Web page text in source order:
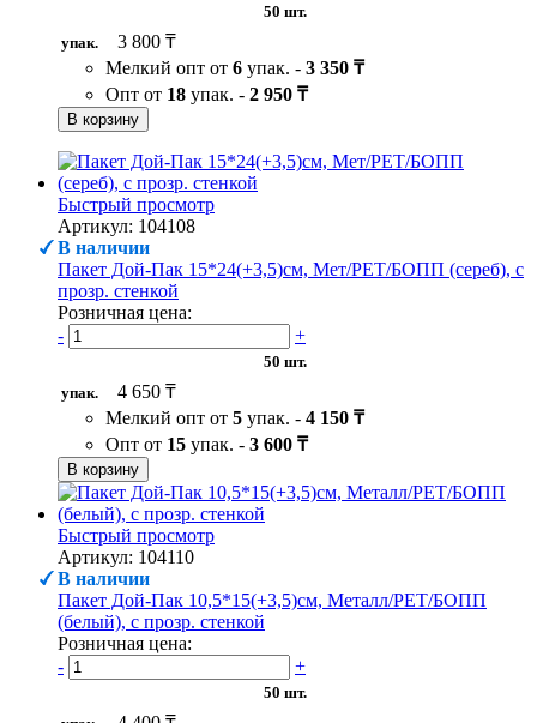
50 шт.
упак.
3 800 ₸
Мелкий опт от 6 упак. - 3 350 ₸
Опт от 18 упак. - 2 950 ₸
В корзину
Быстрый просмотр
Артикул: 104108
В наличии
Пакет Дой-Пак 15*24(+3,5)см, Мет/PET/БОПП (сереб), с
прозр. стенкой
Розничная цена:
-
+
50 шт.
упак.
4 650 ₸
Мелкий опт от 5 упак. - 4 150 ₸
Опт от 15 упак. - 3 600 ₸
В корзину
Быстрый просмотр
Артикул: 104110
В наличии
Пакет Дой-Пак 10,5*15(+3,5)см, Металл/PET/БОПП
(белый), с прозр. стенкой
Розничная цена:
-
+
50 шт.